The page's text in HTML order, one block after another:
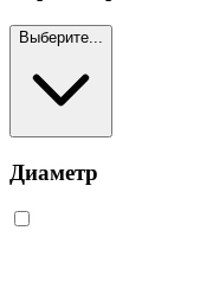
Выберите...
Диаметр